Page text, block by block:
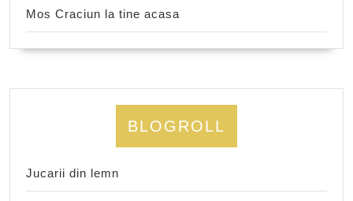
Mos Craciun la tine acasa
BLOGROLL
Jucarii din lemn